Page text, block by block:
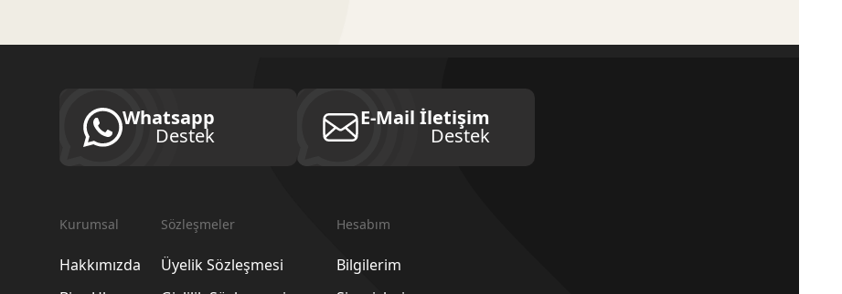
Whatsapp
Destek
E-Mail İletişim
Destek
Kurumsal
Hakkımızda
Sözleşmeler
Üyelik Sözleşmesi
Hesabım
Bilgilerim